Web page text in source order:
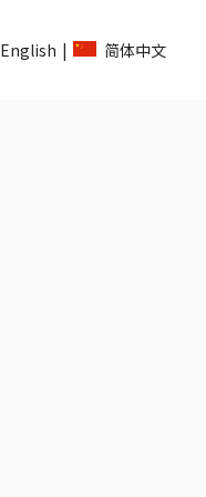
English | 简体中文